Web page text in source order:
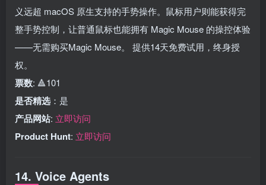
义远超 macOS 原生支持的手势操作。鼠标用户则能获得完
整手势控制，让普通鼠标也能拥有 Magic Mouse 的操控体验
——无需购买Magic Mouse。 提供14天免费试用，终身授
权。
票数: 🔺101
是否精选 ：是
产品网站: 立即访问
Product Hunt: 立即访问
14. Voice Agents